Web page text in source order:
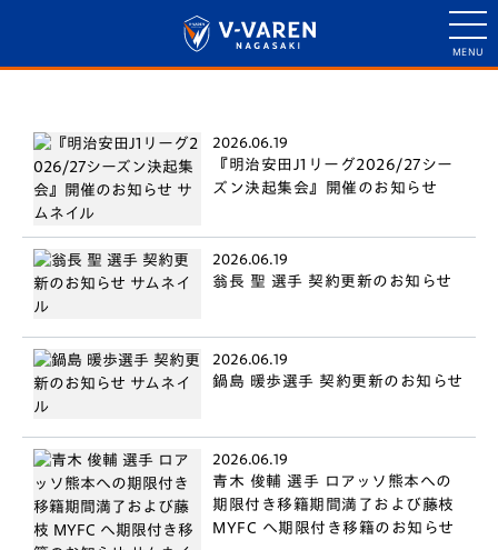
2026.06.19
『明治安田J1リーグ2026/27シー
ズン決起集会』開催のお知らせ
2026.06.19
翁長 聖 選手 契約更新のお知らせ
2026.06.19
鍋島 暖歩選手 契約更新のお知らせ
2026.06.19
青木 俊輔 選手 ロアッソ熊本への
期限付き移籍期間満了および藤枝
MYFC へ期限付き移籍のお知らせ